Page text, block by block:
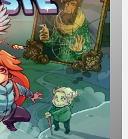
きだったポイントを書
でしょうか。